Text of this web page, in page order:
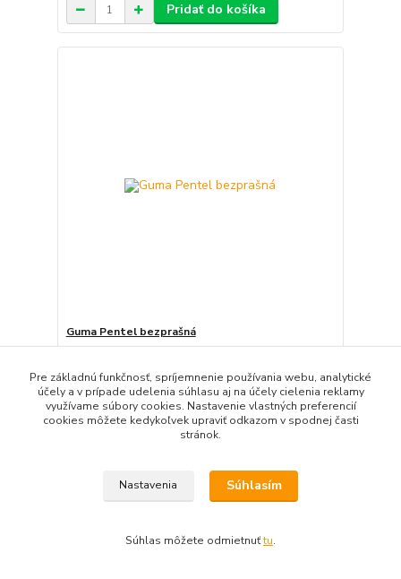
Pridať do košíka
Guma Pentel bezprašná
2,60 EUR
2,11 EUR bez DPH
Pridať do košíka
Pre základnú funkčnosť, spríjemnenie používania webu, analytické
účely a v prípade udelenia súhlasu aj na účely cielenia reklamy
využívame súbory cookies. Nastavenie vlastných preferencií
cookies môžete kedykoľvek upraviť odkazom v spodnej časti
stránok.
Nastavenia Súhlasím
Súhlas môžete odmietnuťtu.